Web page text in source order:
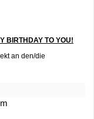
BIRTHDAY TO YOU!
an den/die